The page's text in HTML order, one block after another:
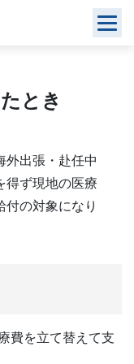
とき
外出張・赴任中
得ず現地の医療
の対象になり
費を立て替えて支